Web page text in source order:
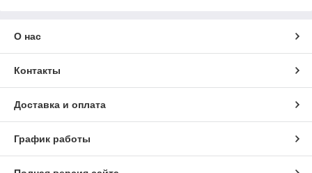
О нас
Контакты
Доставка и оплата
График работы